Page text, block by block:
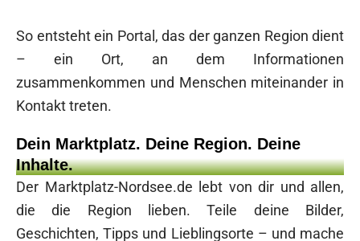
So entsteht ein Portal, das der ganzen Region dient
– ein Ort, an dem Informationen
zusammenkommen und Menschen miteinander in
Kontakt treten.
Dein Marktplatz. Deine Region. Deine
Inhalte.
Der Marktplatz-Nordsee.de lebt von dir und allen,
die die Region lieben. Teile deine Bilder,
Geschichten, Tipps und Lieblingsorte – und mache